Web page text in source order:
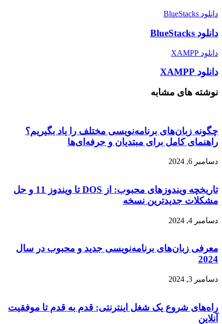
دانلود BlueStacks
دانلود BlueStacks
دانلود XAMPP
دانلود XAMPP
نوشته های مشابه
چگونه زبان‌های برنامه‌نویسی مختلف را یاد بگیریم؟
راهنمای کامل برای مبتدیان و حرفه‌ای‌ها
دسامبر 6, 2024
تاریخچه ویندوزهای محبوب: از DOS تا ویندوز 11 و حل
مشکلات جدیدترین نسخه
دسامبر 4, 2024
معرفی زبان‌های برنامه‌نویسی جدید و محبوب در سال
2024
دسامبر 3, 2024
راه‌های شروع یک شغل اینترنتی: قدم به قدم تا موفقیت
آنلاین